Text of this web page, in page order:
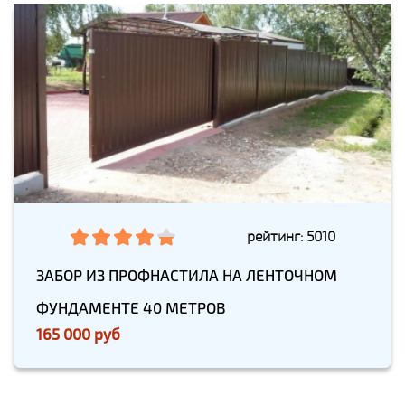
рейтинг: 5010
ЗАБОР ИЗ ПРОФНАСТИЛА НА ЛЕНТОЧНОМ
ФУНДАМЕНТЕ 40 МЕТРОВ
165 000 руб